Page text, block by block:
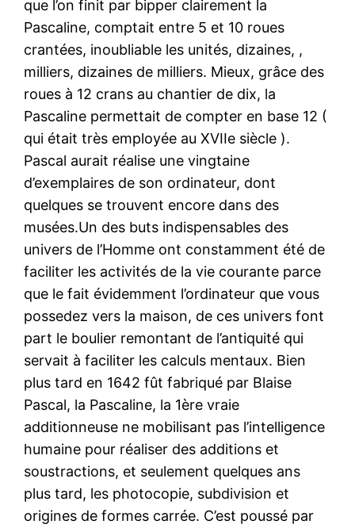
que l’on finit par bipper clairement la
Pascaline, comptait entre 5 et 10 roues
crantées, inoubliable les unités, dizaines, ,
milliers, dizaines de milliers. Mieux, grâce des
roues à 12 crans au chantier de dix, la
Pascaline permettait de compter en base 12 (
qui était très employée au XVIIe siècle ).
Pascal aurait réalise une vingtaine
d’exemplaires de son ordinateur, dont
quelques se trouvent encore dans des
musées.Un des buts indispensables des
univers de l’Homme ont constamment été de
faciliter les activités de la vie courante parce
que le fait évidemment l’ordinateur que vous
possedez vers la maison, de ces univers font
part le boulier remontant de l’antiquité qui
servait à faciliter les calculs mentaux. Bien
plus tard en 1642 fût fabriqué par Blaise
Pascal, la Pascaline, la 1ère vraie
additionneuse ne mobilisant pas l’intelligence
humaine pour réaliser des additions et
soustractions, et seulement quelques ans
plus tard, les photocopie, subdivision et
origines de formes carrée. C’est poussé par